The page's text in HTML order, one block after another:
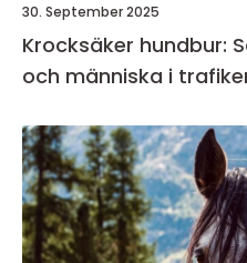
30. September 2025
Krocksäker hundbur:
och människa i